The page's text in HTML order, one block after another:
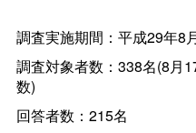
調査実施期間：平成29年8
調査対象者数：338名(8月
数)
回答者数：215名